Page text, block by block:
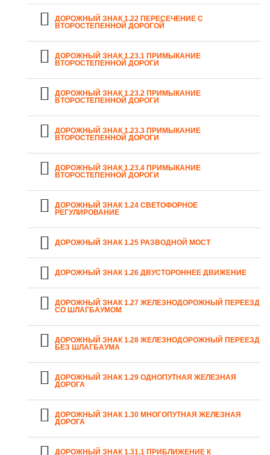
ДОРОЖНЫЙ ЗНАК 1.22 ПЕРЕСЕЧЕНИЕ С
ВТОРОСТЕПЕННОЙ ДОРОГОЙ
ДОРОЖНЫЙ ЗНАК 1.23.1 ПРИМЫКАНИЕ
ВТОРОСТЕПЕННОЙ ДОРОГИ
ДОРОЖНЫЙ ЗНАК 1.23.2 ПРИМЫКАНИЕ
ВТОРОСТЕПЕННОЙ ДОРОГИ
ДОРОЖНЫЙ ЗНАК 1.23.3 ПРИМЫКАНИЕ
ВТОРОСТЕПЕННОЙ ДОРОГИ
ДОРОЖНЫЙ ЗНАК 1.23.4 ПРИМЫКАНИЕ
ВТОРОСТЕПЕННОЙ ДОРОГИ
ДОРОЖНЫЙ ЗНАК 1.24 СВЕТОФОРНОЕ
РЕГУЛИРОВАНИЕ
ДОРОЖНЫЙ ЗНАК 1.25 РАЗВОДНОЙ МОСТ
ДОРОЖНЫЙ ЗНАК 1.26 ДВУСТОРОННЕЕ ДВИЖЕНИЕ
ДОРОЖНЫЙ ЗНАК 1.27 ЖЕЛЕЗНОДОРОЖНЫЙ ПЕРЕЕЗД
СО ШЛАГБАУМОМ
ДОРОЖНЫЙ ЗНАК 1.28 ЖЕЛЕЗНОДОРОЖНЫЙ ПЕРЕЕЗД
БЕЗ ШЛАГБАУМА
ДОРОЖНЫЙ ЗНАК 1.29 ОДНОПУТНАЯ ЖЕЛЕЗНАЯ
ДОРОГА
ДОРОЖНЫЙ ЗНАК 1.30 МНОГОПУТНАЯ ЖЕЛЕЗНАЯ
ДОРОГА
ДОРОЖНЫЙ ЗНАК 1.31.1 ПРИБЛИЖЕНИЕ К